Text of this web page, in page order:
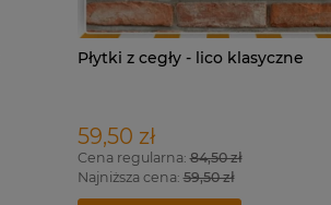
Płytki z cegły - lico klasyczne
59,50 zł
Cena regularna:84,50 zł
Najniższa cena:59,50 zł